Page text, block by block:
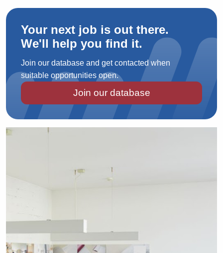
Your next job is out there.
We'll help you find it.
Join our database and get contacted when
suitable opportunities open.
Join our database